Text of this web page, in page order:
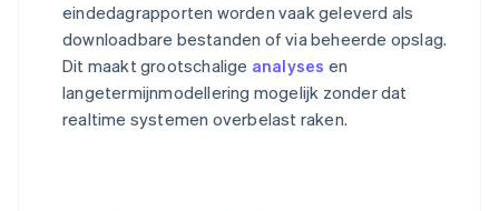
eindedagrapporten worden vaak geleverd als
downloadbare bestanden of via beheerde opslag.
Dit maakt grootschalige analyses en
langetermijnmodellering mogelijk zonder dat
realtime systemen overbelast raken.